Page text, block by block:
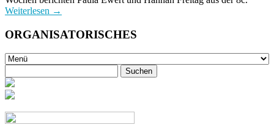
Weiterlesen →
ORGANISATORISCHES